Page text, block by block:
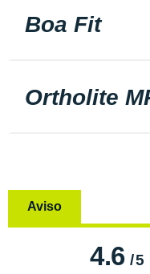
Boa Fit
Ortholite
Aviso
4.6/5